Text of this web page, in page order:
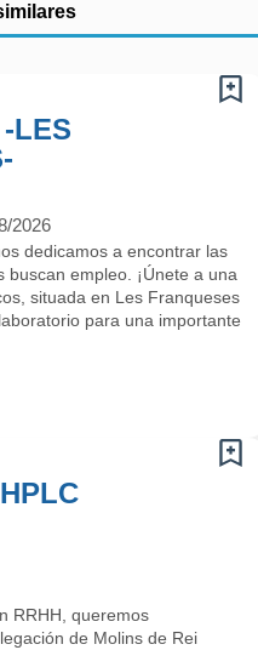
LES
2026
dedicamos a encontrar las
empleo. ¡Únete a una
situada en Les Franqueses
para una importante
RRHH, queremos
de Molins de Rei